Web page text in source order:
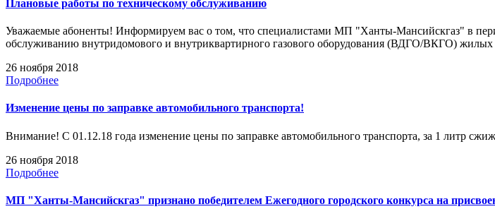
Плановые работы по техническому обслуживанию
Уважаемые абоненты! Информируем вас о том, что специалистами МП "Ханты-Мансийскгаз" в
обслуживанию внутридомового и внутриквартирного газового оборудования (ВДГО/ВКГО)
26 ноября 2018
Подробнее
Изменение цены по заправке автомобильного транспорта!
Внимание! С 01.12.18 года изменение цены по заправке автомобильного транспорта, за 1 литр
26 ноября 2018
Подробнее
МП "Ханты-Мансийскгаз" признано победителем Ежегодного городского конкурса на